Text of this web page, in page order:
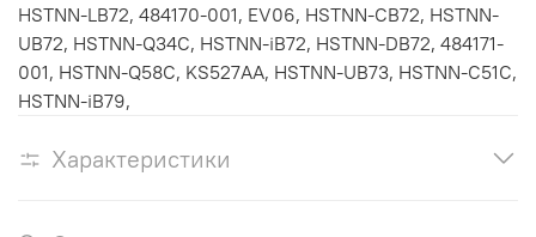
HSTNN-LB72, 484170-001, EV06, HSTNN-CB72, HSTNN-
UB72, HSTNN-Q34C, HSTNN-iB72, HSTNN-DB72, 484171-
001, HSTNN-Q58C, KS527AA, HSTNN-UB73, HSTNN-C51C,
HSTNN-iB79,
Характеристики